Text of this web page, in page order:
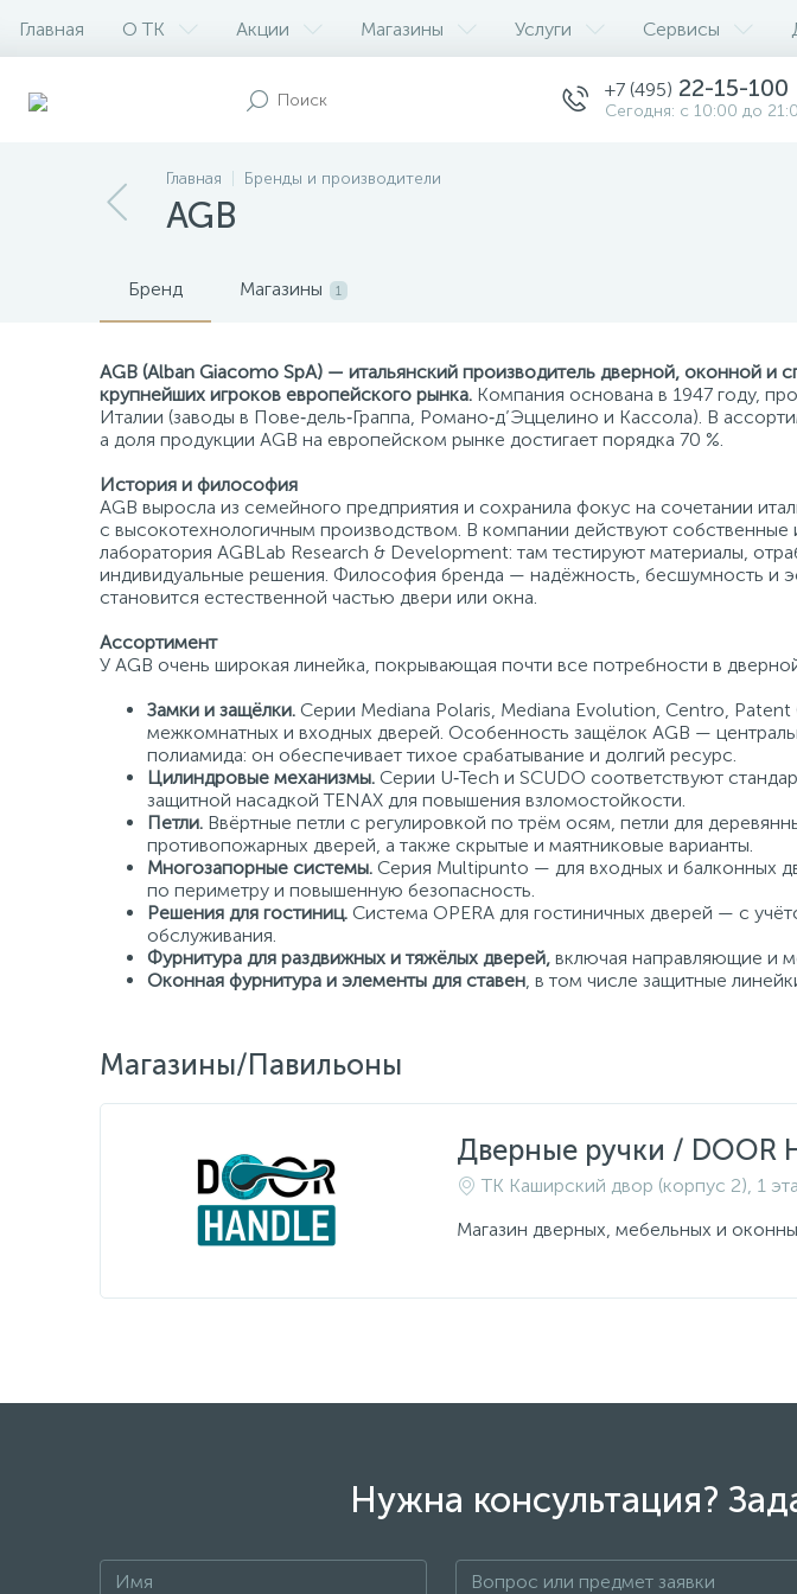
Главная О ТК Акции Магазины Услуги Сервисы
+7 (495) 22-15-100
Сегодня: с 10:00 до
Главная Бренды и производители
AGB
Бренд Магазины 1
AGB (Alban Giacomo SpA) — итальянский производитель дверной, оконной и
крупнейших игроков европейского рынка. Компания основана в 1947 году,
Италии (заводы в Пове‑дель‑Граппа, Романо‑д’Эццелино и Кассола). В
а доля продукции AGB на европейском рынке достигает порядка 70 %.
История и философия
AGB выросла из семейного предприятия и сохранила фокус на сочетании
с высокотехнологичным производством. В компании действуют собственные
лаборатория AGBLab Research & Development: там тестируют материалы,
индивидуальные решения. Философия бренда — надёжность, бесшумность и
становится естественной частью двери или окна.
Ассортимент
У AGB очень широкая линейка, покрывающая почти все потребности в
Замки и защёлки. Серии Mediana Polaris, Mediana Evolution, Centro,
межкомнатных и входных дверей. Особенность защёлок AGB —
полиамида: он обеспечивает тихое срабатывание и долгий ресурс.
Цилиндровые механизмы. Серии U‑Tech и SCUDO соответствуют
защитной насадкой TENAX для повышения взломостойкости.
Петли. Ввёртные петли с регулировкой по трём осям, петли для
противопожарных дверей, а также скрытые и маятниковые варианты.
Многозапорные системы. Серия Multipunto — для входных и балконных
по периметру и повышенную безопасность.
Решения для гостиниц. Система OPERA для гостиничных дверей — с
обслуживания.
Фурнитура для раздвижных и тяжёлых дверей, включая направляющие и
Оконная фурнитура и элементы для ставен, в том числе защитные
Магазины/Павильоны
Дверные ручки / DOOR
ТК Каширский двор (корпус 2), 1
Магазин дверных, мебельных и
Нужна консультация?